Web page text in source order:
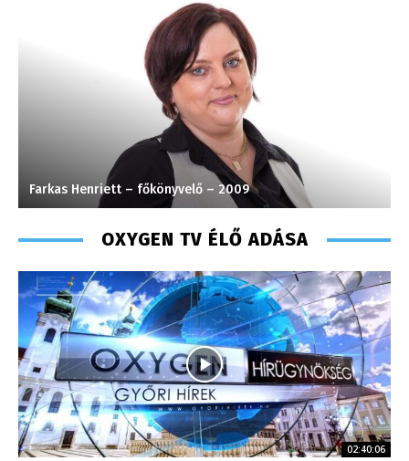
Farkas Henriett – főkönyvelő – 2009
OXYGEN TV ÉLŐ ADÁSA
02:40:06